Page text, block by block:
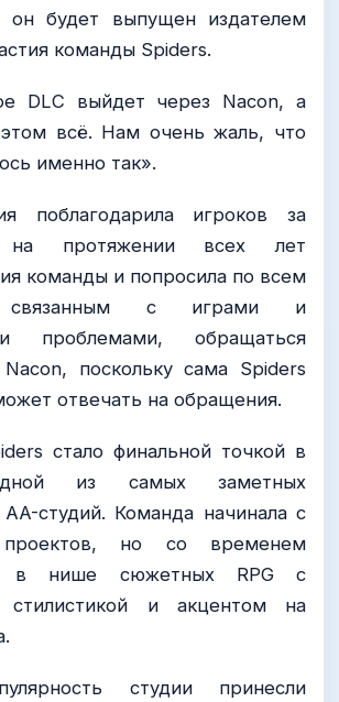
будет выпущен издателем
команды Spiders.
DLC выйдет через Nacon, а
всё. Нам очень жаль, что
именно так».
поблагодарила игроков за
на протяжении всех лет
команды и попросила по всем
связанным с играми и
проблемами, обращаться
поскольку сама Spiders
отвечать на обращения.
стало финальной точкой в
из самых заметных
AA-студий. Команда начинала с
проектов, но со временем
в нише сюжетных RPG с
стилистикой и акцентом на
студии принесли